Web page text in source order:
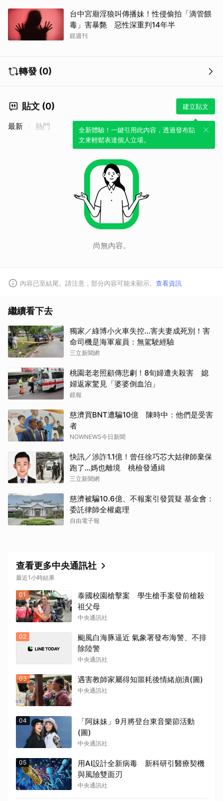
台中宮廟淫狼叫傳播妹！性侵偷拍「滴管餵
毒」害暴斃 惡性深重判14年半
鏡週刊
轉發 (0)
貼文 (0) 建立貼文
全新體驗！一鍵引用此內容，透過發布貼
文來輕鬆表達個人立場。
最新 熱門
尚無內容。
內容已至結尾。請注意，部分內容可能未顯示。 查看資訊
繼續看下去
獨家／綠博小火車失控…害夫妻成死別！害
命司機是海軍雇員：無駕駛經驗
三立新聞網
桃園老老照顧傳悲劇！8旬婦遭夫殺害 媳
婦返家驚見「婆婆倒血泊」
鏡報
慈濟買BNT遭騙10億 陳時中：他們是受害
者
NOWNEWS今日新聞
快訊／涉詐1.1億！曾任徐巧芯大姑律師棄保
跑了…媽也離境 桃檢發通緝
三立新聞網
慈濟被騙10.6億、不報案引發質疑 基金會：
委託律師全權處理
自由電子報
查看更多中央通訊社
最近1小時結果
01
泰國校園槍擊案 學生槍手案發前槍殺
祖父母
中央通訊社
02
颱風白海豚逼近 氣象署發布海警、不排
除陸警
中央通訊社
03 遇害教師家屬得知噩耗後情緒崩潰(圖)
中央通訊社
04
「阿妹妹」9月將登台東音樂節活動
(圖)
中央通訊社
05
用AI設計全新病毒 新科研引醫療契機
與風險雙面刃
中央通訊社
取消